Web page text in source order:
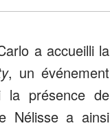
a accueilli la
, un événement
la présence de
Nélisse a ainsi